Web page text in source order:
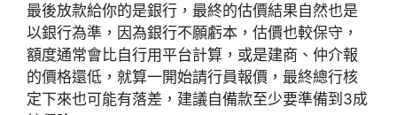
最後放款給你的是銀行，最終的估價結果自然也是
以銀行為準，因為銀行不願虧本，估價也較保守，
額度通常會比自行用平台計算，或是建商、仲介報
的價格還低，就算一開始請行員報價，最終總行核
定下來也可能有落差，建議自備款至少要準備到3成